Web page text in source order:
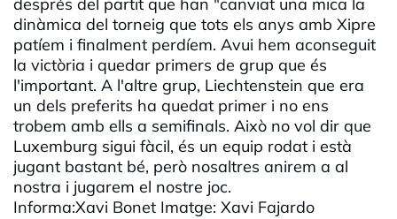
després del partit que han "canviat una mica la
dinàmica del torneig que tots els anys amb Xipre
patíem i finalment perdíem. Avui hem aconseguit
la victòria i quedar primers de grup que és
l'important. A l'altre grup, Liechtenstein que era
un dels preferits ha quedat primer i no ens
trobem amb ells a semifinals. Això no vol dir que
Luxemburg sigui fàcil, és un equip rodat i està
jugant bastant bé, però nosaltres anirem a al
nostra i jugarem el nostre joc.
Informa:Xavi Bonet Imatge: Xavi Fajardo